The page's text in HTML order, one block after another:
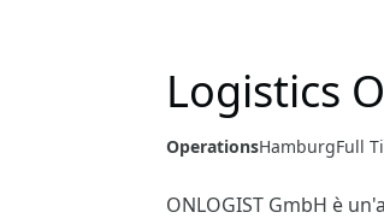
Logistics
OperationsHamburgFull
ONLOGIST GmbH è